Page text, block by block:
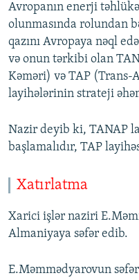
Avropanın enerji
olunmasında rolundan
qazını Avropaya nəql
və onun tərkibi olan
Kəməri) və TAP (Trans-
layihələrinin strateji
Nazir deyib ki, TANAP
başlamalıdır, TAP
Xatırlatma
Xarici işlər naziri
Almaniyaya səfər edib.
E.Məmmədyarovun